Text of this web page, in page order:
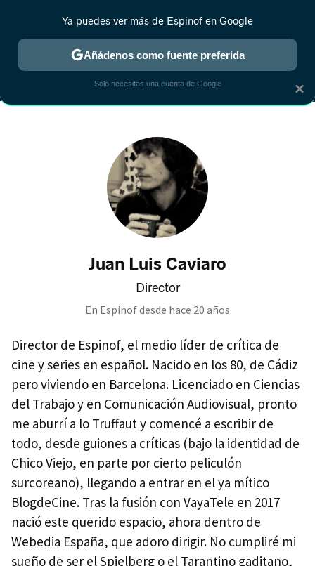
MENÚ NUEVO
ESTRENOS REALITY ANIME RANKINGS CINE
Juan Luis Caviaro
Director
En Espinof desde hace 20 años
Director de Espinof, el medio líder de crítica de
cine y series en español. Nacido en los 80, de Cádiz
pero viviendo en Barcelona. Licenciado en Ciencias
del Trabajo y en Comunicación Audiovisual, pronto
me aburrí a lo Truffaut y comencé a escribir de
todo, desde guiones a críticas (bajo la identidad de
Chico Viejo, en parte por cierto peliculón
surcoreano), llegando a entrar en el ya mítico
BlogdeCine. Tras la fusión con VayaTele en 2017
nació este querido espacio, ahora dentro de
Webedia España, que adoro dirigir. No cumpliré mi
sueño de ser el Spielberg o el Tarantino gaditano,
×
Ya puedes ver más de Espinof en Google
Añádenos como fuente preferida
Solo necesitas una cuenta de Google